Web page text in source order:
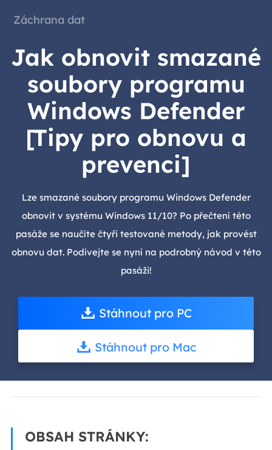
Záchrana dat
Jak obnovit smazané
soubory programu
Windows Defender
[Tipy pro obnovu a
prevenci]
Lze smazané soubory programu Windows Defender
obnovit v systému Windows 11/10? Po přečtení této
pasáže se naučíte čtyři testované metody, jak provést
obnovu dat. Podívejte se nyní na podrobný návod v této
pasáži!
Stáhnout pro PC
Stáhnout pro Mac
OBSAH STRÁNKY: